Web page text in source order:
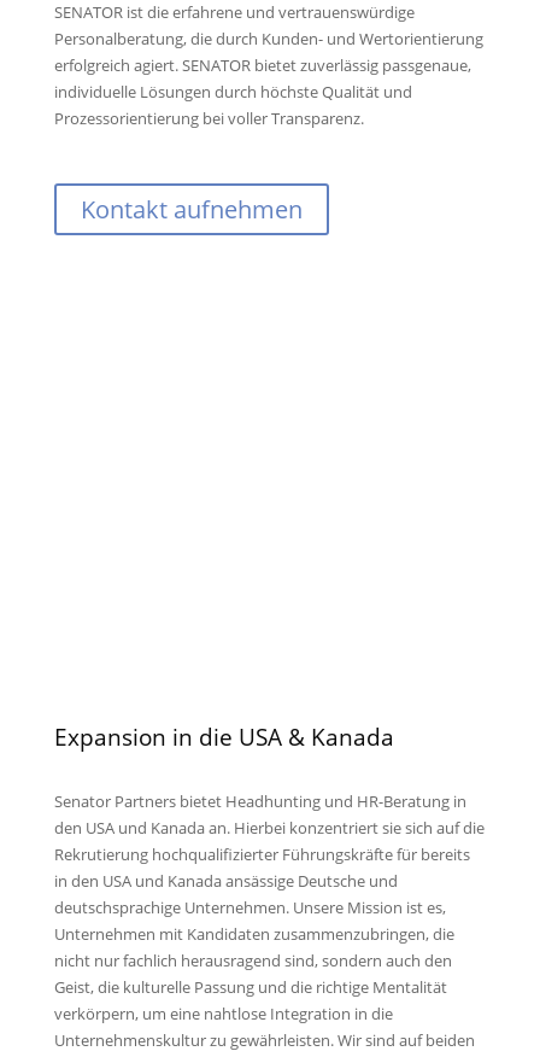
SENATOR ist die erfahrene und vertrauenswürdige
Personalberatung, die durch Kunden- und Wertorientierung
erfolgreich agiert. SENATOR bietet zuverlässig passgenaue,
individuelle Lösungen durch höchste Qualität und
Prozessorientierung bei voller Transparenz.
Kontakt aufnehmen
Expansion in die USA & Kanada
Senator Partners bietet Headhunting und HR-Beratung in
den USA und Kanada an. Hierbei konzentriert sie sich auf die
Rekrutierung hochqualifizierter Führungskräfte für bereits
in den USA und Kanada ansässige Deutsche und
deutschsprachige Unternehmen. Unsere Mission ist es,
Unternehmen mit Kandidaten zusammenzubringen, die
nicht nur fachlich herausragend sind, sondern auch den
Geist, die kulturelle Passung und die richtige Mentalität
verkörpern, um eine nahtlose Integration in die
Unternehmenskultur zu gewährleisten. Wir sind auf beiden